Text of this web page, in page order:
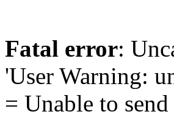
Fatal error:
'User Warning:
= Unable to